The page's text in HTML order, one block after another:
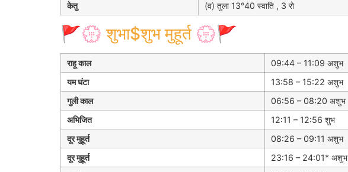
केतु
(व) तुला 13°40 स्वाति , 3 रो
🚩💮 शुभा$शुभ मुहूर्त 💮🚩
राहू काल
09:44 – 11:09 अशुभ
यम घंटा
13:58 – 15:22 अशुभ
गुली काल
06:56 – 08:20 अशुभ
अभिजित
12:11 – 12:56 शुभ
दूर मुहूर्त
08:26 – 09:11 अशुभ
दूर मुहूर्त
23:16 – 24:01* अशुभ